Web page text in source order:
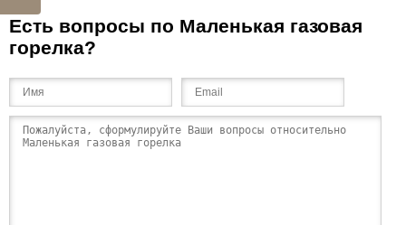
Есть вопросы по Маленькая газовая
горелка?